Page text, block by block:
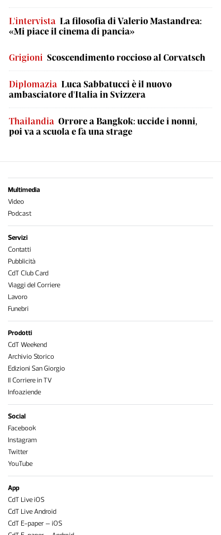
L'intervista La filosofia di Valerio Mastandrea:
«Mi piace il cinema di pancia»
Grigioni Scoscendimento roccioso al Corvatsch
Diplomazia Luca Sabbatucci è il nuovo
ambasciatore d'Italia in Svizzera
Thailandia Orrore a Bangkok: uccide i nonni,
poi va a scuola e fa una strage
Multimedia
Video
Podcast
Servizi
Contatti
Pubblicità
CdT Club Card
Viaggi del Corriere
Lavoro
Funebri
Prodotti
CdT Weekend
Archivio Storico
Edizioni San Giorgio
Il Corriere in TV
Infoaziende
Social
Facebook
Instagram
Twitter
YouTube
App
CdT Live iOS
CdT Live Android
CdT E-paper – iOS